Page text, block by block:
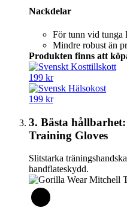
Nackdelar
För tunn vid tunga
Mindre robust än
Produkten finns att
199 kr
199 kr
3. Bästa
Training Gloves
Slitstarka
handflateskydd.